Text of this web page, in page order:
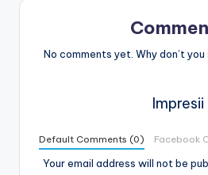
No comments yet. Why don’t
Impresii
Default Comments (0) Facebook
Your email address will not be